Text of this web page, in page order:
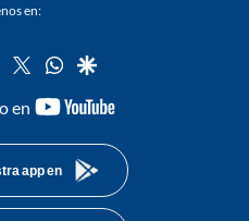
en:
instagram
twitterwhatsapp
google
en
youtube-
app en